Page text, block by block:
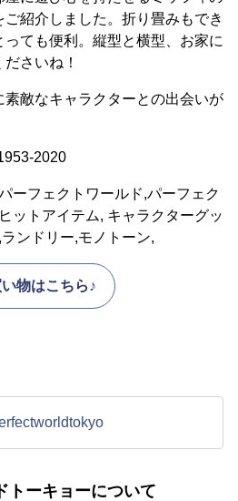
紹介しました。折り畳みもでき
ても便利。縦型と横型、お家に
さいね！
敵なキャラクターとの出会いが
2020
ーフェクトワールド,パーフェク
ットアイテム, キャラクターグッ
ンドリー,モノトーン,
物はこちら♪
トーキョーについて